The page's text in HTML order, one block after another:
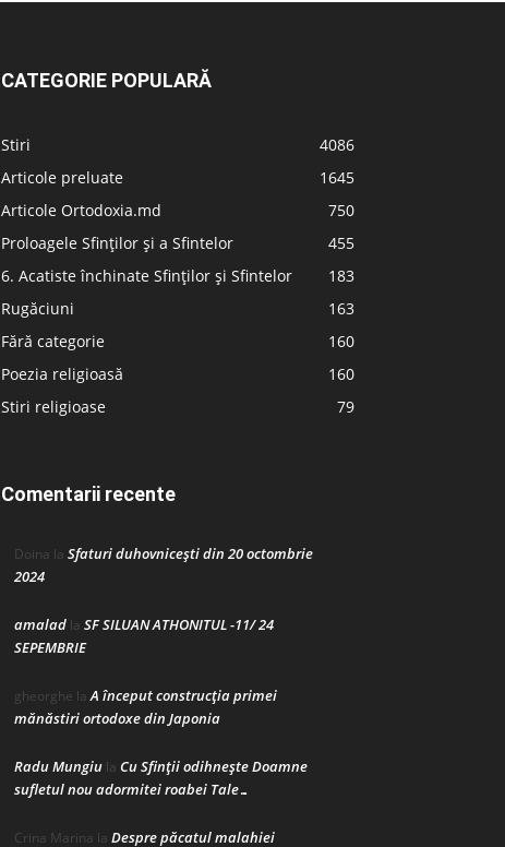
CATEGORIE POPULARĂ
Stiri
4086
Articole preluate
1645
Articole Ortodoxia.md
750
Proloagele Sfinților și a Sfintelor
455
6. Acatiste închinate Sfinților și Sfintelor
183
Rugăciuni
163
Fără categorie
160
Poezia religioasă
160
Stiri religioase
79
Comentarii recente
Doina la Sfaturi duhovnicești din 20 octombrie
2024
amalad la SF SILUAN ATHONITUL -11/ 24
SEPEMBRIE
gheorghe laA început construcţia primei
mănăstiri ortodoxe din Japonia
Radu Mungiu la Cu Sfinții odihnește Doamne
sufletul nou adormitei roabei Tale…
Crina Marina la Despre păcatul malahiei